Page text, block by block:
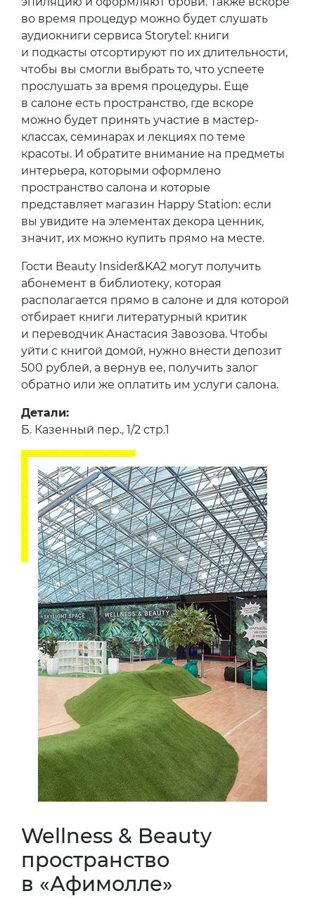
во время процедур можно будет слушать
аудиокниги сервиса Storytel: книги
и подкасты отсортируют по их длительности,
чтобы вы смогли выбрать то, что успеете
прослушать за время процедуры. Еще
в салоне есть пространство, где вскоре
можно будет принять участие в мастер-
классах, семинарах и лекциях по теме
красоты. И обратите внимание на предметы
интерьера, которыми оформлено
пространство салона и которые
представляет магазин Happy Station: если
вы увидите на элементах декора ценник,
значит, их можно купить прямо на месте.
Гости Beauty Insider&KA2 могут получить
абонемент в библиотеку, которая
располагается прямо в салоне и для которой
отбирает книги литературный критик
и переводчик Анастасия Завозова. Чтобы
уйти с книгой домой, нужно внести депозит
500 рублей, а вернув ее, получить залог
обратно или же оплатить им услуги салона.
Детали:
Б. Казенный пер., 1/2 стр.1
Wellness & Beauty
пространство
в «Афимолле»